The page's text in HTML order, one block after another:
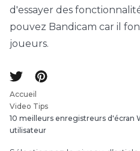
d'essayer des
pouvez Bandicam car il
joueurs.
Accueil
Video Tips
10 meilleurs enregistreurs d'écran
utilisateur